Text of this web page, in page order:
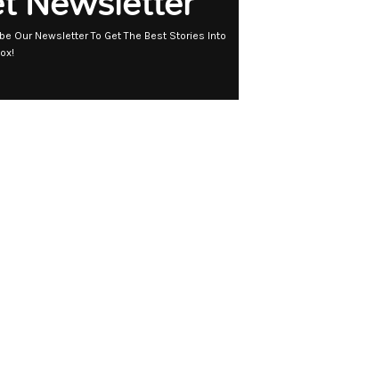
Our Newsletter To Get The Best Stories Into